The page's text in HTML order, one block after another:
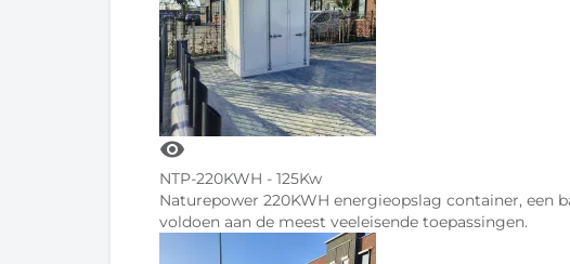
visibility
NTP-220KWH - 125Kw
Naturepower 220KWH energieopslag container,
voldoen aan de meest veeleisende toepassingen.